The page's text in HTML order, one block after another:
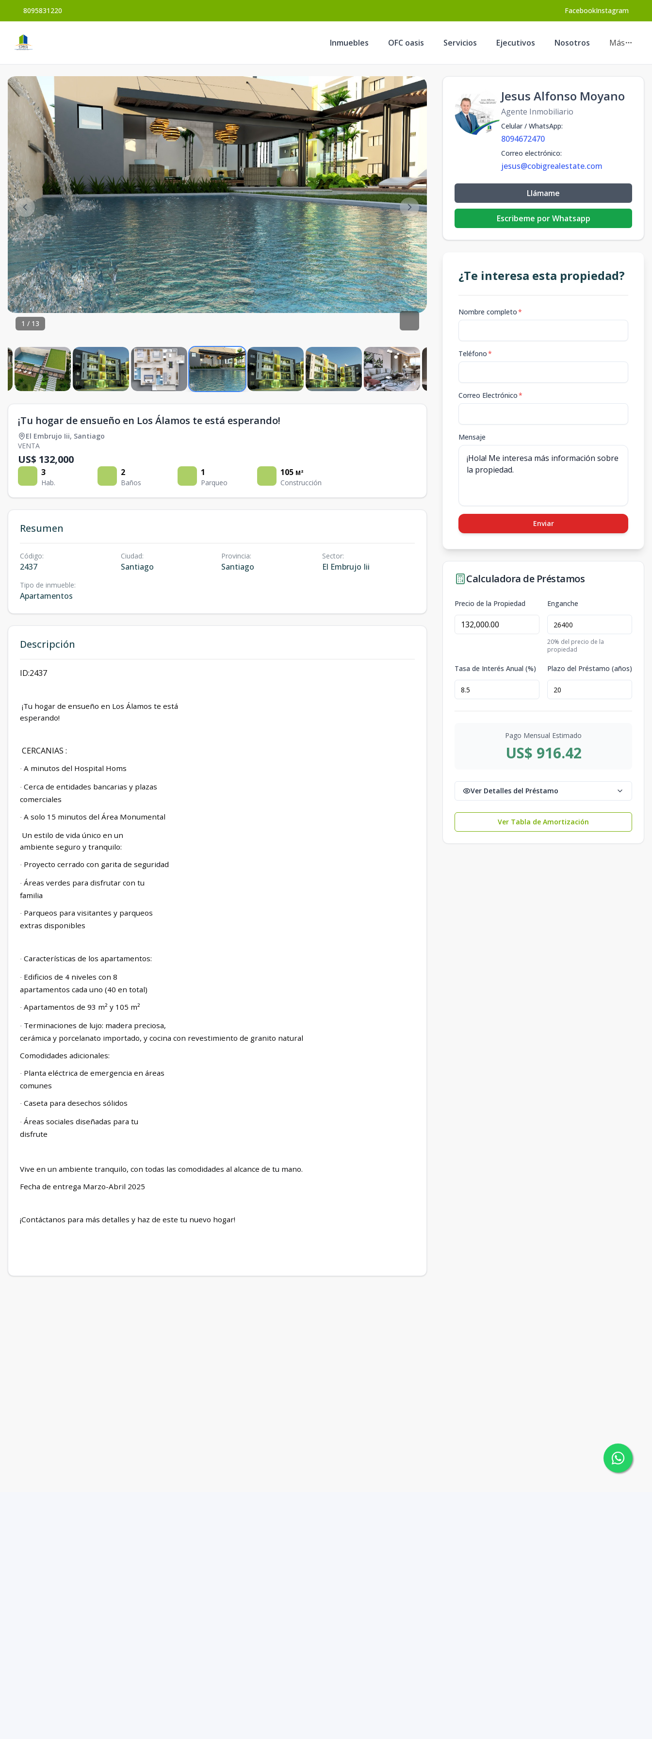
8095831220 FacebookInstagram
Inmuebles OFC oasis Servicios Ejecutivos Nosotros Más
1 / 13
¡Tu hogar de ensueño en Los Álamos te está esperando!
El Embrujo Iii, Santiago
VENTA
US$ 132,000
3
Hab.
2
Baños
1
Parqueo
105 M²
Construcción
Resumen
Código:
2437
Ciudad:
Santiago
Provincia:
Santiago
Sector:
El Embrujo Iii
Tipo de inmueble:
Apartamentos
Descripción
ID:2437
¡Tu hogar de ensueño en Los Álamos te está
esperando!
CERCANIAS :
· A minutos del Hospital Homs
· Cerca de entidades bancarias y plazas
comerciales
· A solo 15 minutos del Área Monumental
Un estilo de vida único en un
ambiente seguro y tranquilo:
· Proyecto cerrado con garita de seguridad
· Áreas verdes para disfrutar con tu
familia
· Parqueos para visitantes y parqueos
extras disponibles
· Características de los apartamentos:
· Edificios de 4 niveles con 8
apartamentos cada uno (40 en total)
· Apartamentos de 93 m² y 105 m²
· Terminaciones de lujo: madera preciosa,
cerámica y porcelanato importado, y cocina con revestimiento de granito natural
Comodidades adicionales:
· Planta eléctrica de emergencia en áreas
comunes
· Caseta para desechos sólidos
· Áreas sociales diseñadas para tu
disfrute
Vive en un ambiente tranquilo, con todas las comodidades al alcance de tu mano.
Fecha de entrega Marzo-Abril 2025
¡Contáctanos para más detalles y haz de este tu nuevo hogar!
Jesus Alfonso Moyano
Agente Inmobiliario
Celular / WhatsApp:
8094672470
Correo electrónico:
jesus@cobigrealestate.com
Llámame
Escribeme por Whatsapp
¿Te interesa esta propiedad?
Nombre completo*
Teléfono*
Correo Electrónico*
Mensaje
Enviar
Calculadora de Préstamos
Precio de la Propiedad Enganche
20% del precio de la
propiedad
Tasa de Interés Anual (%) Plazo del Préstamo (años)
Pago Mensual Estimado
US$ 916.42
Ver Detalles del Préstamo
Ver Tabla de Amortización